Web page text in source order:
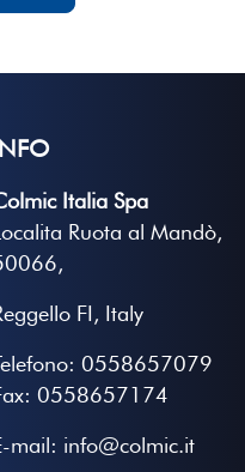
Italia Spa
Ruota al Mandò,
FI, Italy
0558657079
0558657174
mail: info@colmic.it